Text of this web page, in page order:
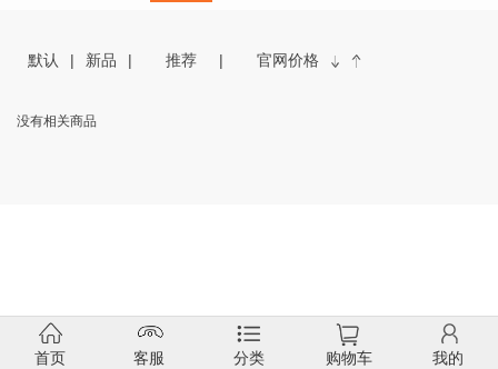
默认 新品 推荐 官网价格
没有相关商品
首页 客服 分类 购物车 我的